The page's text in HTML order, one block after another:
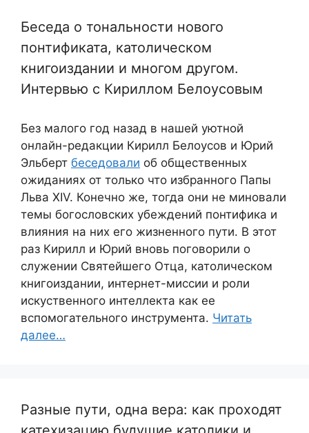
Беседа о тональности нового
понтификата, католическом
книгоиздании и многом другом.
Интервью с Кириллом Белоусовым
Без малого год назад в нашей уютной
онлайн-редакции Кирилл Белоусов и Юрий
Эльберт беседовали об общественных
ожиданиях от только что избранного Папы
Льва XIV. Конечно же, тогда они не миновали
темы богословских убеждений понтифика и
влияния на них его жизненного пути. В этот
раз Кирилл и Юрий вновь поговорили о
служении Святейшего Отца, католическом
книгоиздании, интернет-миссии и роли
искуственного интеллекта как ее
вспомогательного инструмента. Читать
далее…
Разные пути, одна вера: как проходят